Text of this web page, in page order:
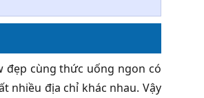
đẹp cùng thức uống ngon có
nhiều địa chỉ khác nhau. Vậy